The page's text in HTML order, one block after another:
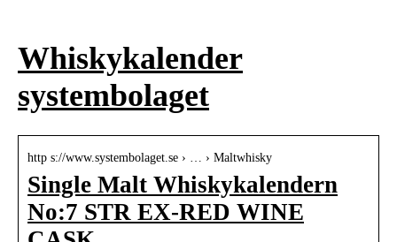
Whiskykalender
systembolaget
http s://www.systembolaget.se › … › Maltwhisky
Single Malt Whiskykalendern
No:7 STR EX-RED WINE